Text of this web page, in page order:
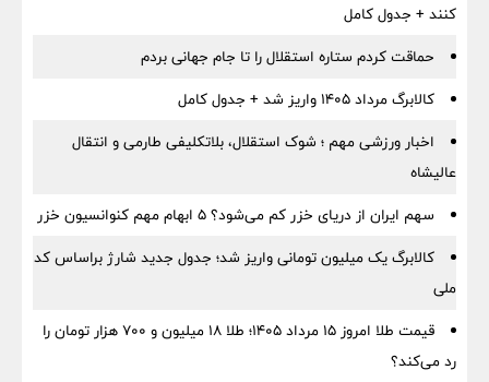
کنند + جدول کامل
حماقت کردم ستاره استقلال را تا جام جهانی بردم
کالابرگ مرداد ۱۴۰۵ واریز شد + جدول کامل
اخبار ورزشی مهم ؛ شوک استقلال، بلاتکلیفی طارمی و انتقال
عالیشاه
سهم ایران از دریای خزر کم می‌شود؟ ۵ ابهام مهم کنوانسیون خزر
کالابرگ یک میلیون تومانی واریز شد؛ جدول جدید شارژ براساس کد
ملی
قیمت طلا امروز ۱۵ مرداد ۱۴۰۵؛ طلا ۱۸ میلیون و ۷۰۰ هزار تومان را
رد می‌کند؟